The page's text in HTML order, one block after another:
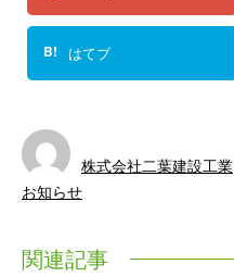
B! はてブ
株式会社二葉建設工業
お知らせ
関連記事